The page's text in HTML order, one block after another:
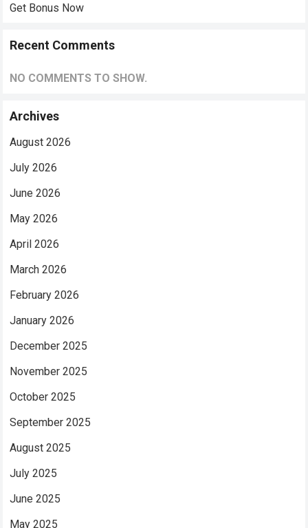
Get Bonus Now
Recent Comments
NO COMMENTS TO SHOW.
Archives
August 2026
July 2026
June 2026
May 2026
April 2026
March 2026
February 2026
January 2026
December 2025
November 2025
October 2025
September 2025
August 2025
July 2025
June 2025
May 2025